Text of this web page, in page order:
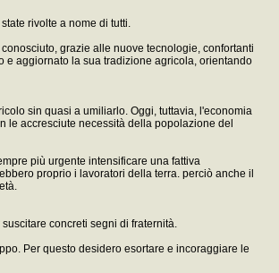
rivolte a nome di tutti.
grazie alle nuove tecnologie, confortanti
e aggiornato la sua tradizione agricola, orientando
sin quasi a umiliarlo. Oggi, tuttavia, l'economia
le accresciute necessità della popolazione del
più urgente intensificare una fattiva
proprio i lavoratori della terra. perciò anche il
concreti segni di fraternità.
Per questo desidero esortare e incoraggiare le